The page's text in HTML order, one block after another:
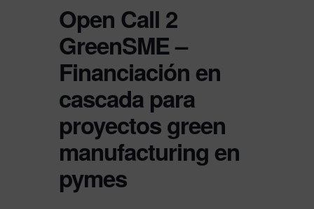
Open Call 2
GreenSME –
Financiación en
cascada para
proyectos green
manufacturing en
pymes